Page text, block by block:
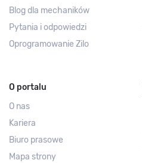
Blog dla mechaników
Pytania i odpowiedzi
Oprogramowanie Zilo
O portalu
O nas
Kariera
Biuro prasowe
Mapa strony